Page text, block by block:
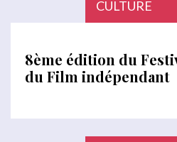
CULTURE
8ème édition du
du Film indépendant